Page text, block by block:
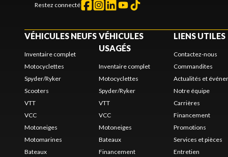
Restez connecté
VÉHICULES NEUFS
Inventaire complet
Motocyclettes
Spyder/Ryker
Scooters
VTT
VCC
Motoneiges
Motomarines
Bateaux
VÉHICULES
USAGÉS
Inventaire complet
Motocyclettes
Spyder/Ryker
VTT
VCC
Motoneiges
Bateaux
Financement
LIENS UTILES
Contactez-nous
Commandites
Actualités et
Notre équipe
Carrières
Financement
Promotions
Services et pièces
Entretien